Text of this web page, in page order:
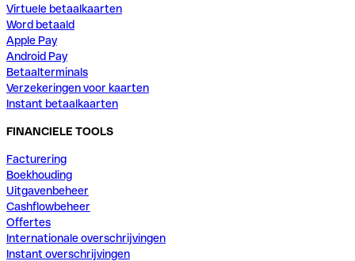
Virtuele betaalkaarten
Word betaald
Apple Pay
Android Pay
Betaalterminals
Verzekeringen voor kaarten
Instant betaalkaarten
FINANCIELE TOOLS
Facturering
Boekhouding
Uitgavenbeheer
Cashflowbeheer
Offertes
Internationale overschrijvingen
Instant overschrijvingen